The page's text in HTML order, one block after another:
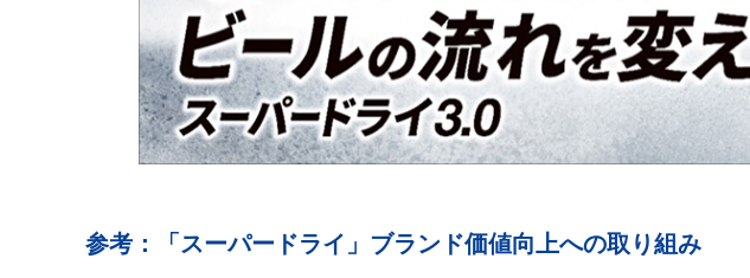
参考：「スーパードライ」ブランド価値向上への取り組み